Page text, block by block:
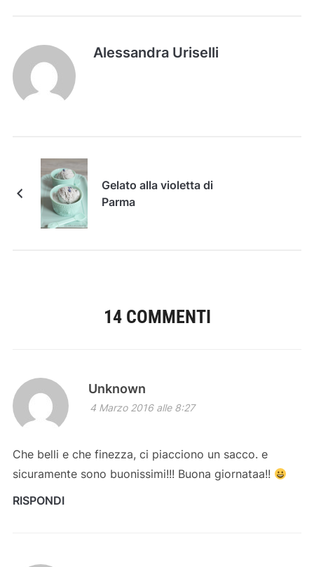
Alessandra Uriselli
Gelato alla violetta di
Parma
14 COMMENTI
Unknown
4 Marzo 2016 alle 8:27
Che belli e che finezza, ci piacciono un sacco. e
sicuramente sono buonissimi!!! Buona giornataa!!
RISPONDI